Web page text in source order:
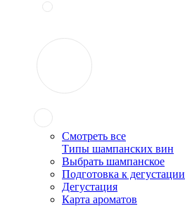
Смотреть все
Типы шампанских вин
Выбрать шампанское
Подготовка к дегустации
Дегустация
Карта ароматов